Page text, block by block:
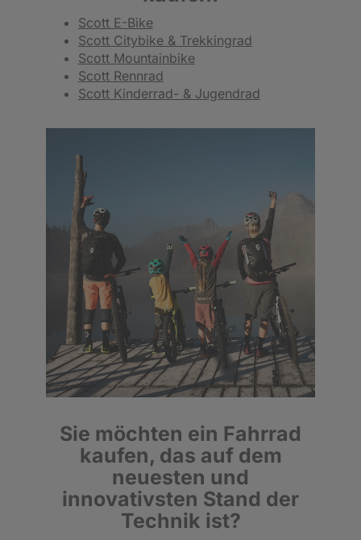
Scott E-Bike
Scott Citybike & Trekkingrad
Scott Mountainbike
Scott Rennrad
Scott Kinderrad- & Jugendrad
Sie möchten ein Fahrrad
kaufen, das auf dem
neuesten und
innovativsten Stand der
Technik ist?